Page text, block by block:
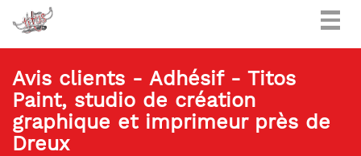
Avis clients - Adhésif - Titos
Paint, studio de création
graphique et imprimeur près de
Dreux